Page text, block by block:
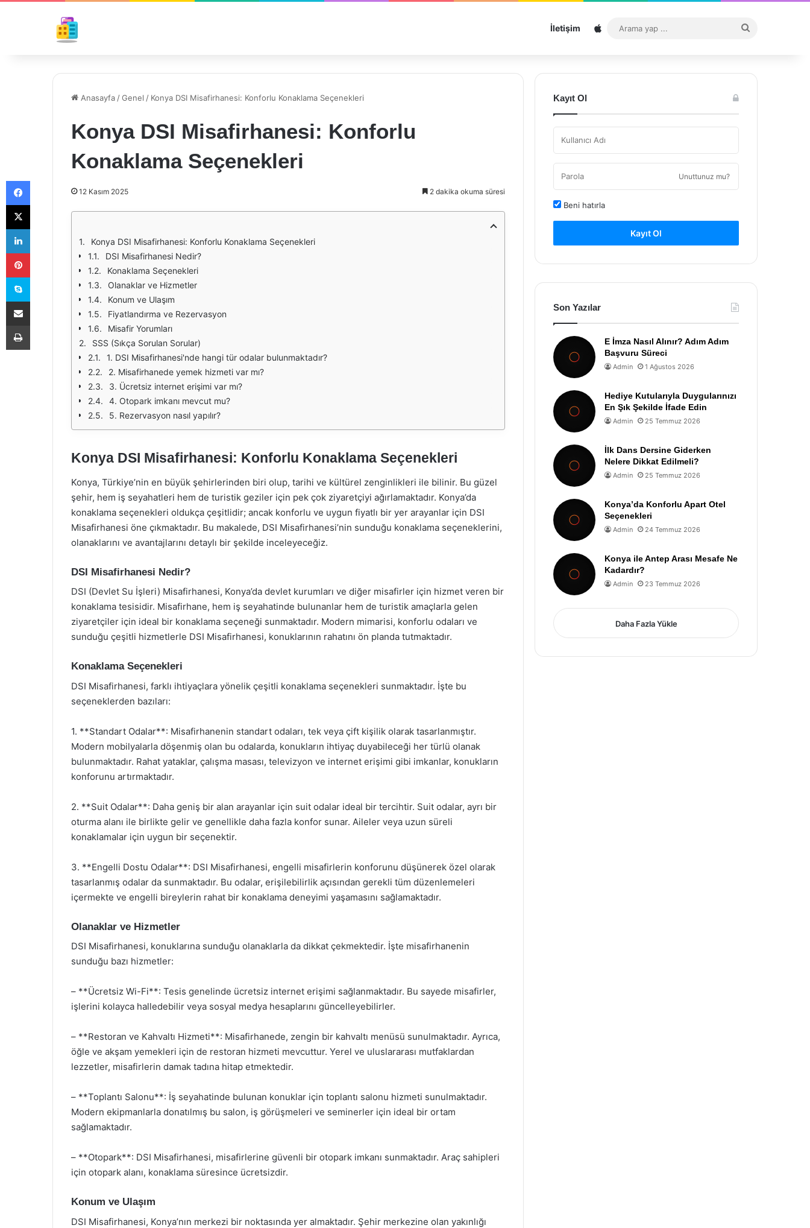
İletişim Sitemap
...
Anasayfa /Genel / Konya DSI Misafirhanesi: Konforlu Konaklama Seçenekleri
Konya DSI Misafirhanesi: Konforlu
Konaklama Seçenekleri
12 Kasım 2025 2 dakika okuma süresi
Konya DSI Misafirhanesi: Konforlu Konaklama Seçenekleri
DSI Misafirhanesi Nedir?
Konaklama Seçenekleri
Olanaklar ve Hizmetler
Konum ve Ulaşım
Fiyatlandırma ve Rezervasyon
Misafir Yorumları
SSS (Sıkça Sorulan Sorular)
1. DSI Misafirhanesi'nde hangi tür odalar bulunmaktadır?
2. Misafirhanede yemek hizmeti var mı?
3. Ücretsiz internet erişimi var mı?
4. Otopark imkanı mevcut mu?
5. Rezervasyon nasıl yapılır?
Konya DSI Misafirhanesi: Konforlu Konaklama Seçenekleri
Konya, Türkiye’nin en büyük şehirlerinden biri olup, tarihi ve kültürel zenginlikleri ile bilinir. Bu güzel
şehir, hem iş seyahatleri hem de turistik geziler için pek çok ziyaretçiyi ağırlamaktadır. Konya’da
konaklama seçenekleri oldukça çeşitlidir; ancak konforlu ve uygun fiyatlı bir yer arayanlar için DSI
Misafirhanesi öne çıkmaktadır. Bu makalede, DSI Misafirhanesi’nin sunduğu konaklama seçeneklerini,
olanaklarını ve avantajlarını detaylı bir şekilde inceleyeceğiz.
DSI Misafirhanesi Nedir?
DSI (Devlet Su İşleri) Misafirhanesi, Konya’da devlet kurumları ve diğer misafirler için hizmet veren bir
konaklama tesisidir. Misafirhane, hem iş seyahatinde bulunanlar hem de turistik amaçlarla gelen
ziyaretçiler için ideal bir konaklama seçeneği sunmaktadır. Modern mimarisi, konforlu odaları ve
sunduğu çeşitli hizmetlerle DSI Misafirhanesi, konuklarının rahatını ön planda tutmaktadır.
Konaklama Seçenekleri
DSI Misafirhanesi, farklı ihtiyaçlara yönelik çeşitli konaklama seçenekleri sunmaktadır. İşte bu
seçeneklerden bazıları:
1. **Standart Odalar**: Misafirhanenin standart odaları, tek veya çift kişilik olarak tasarlanmıştır.
Modern mobilyalarla döşenmiş olan bu odalarda, konukların ihtiyaç duyabileceği her türlü olanak
bulunmaktadır. Rahat yataklar, çalışma masası, televizyon ve internet erişimi gibi imkanlar, konukların
konforunu artırmaktadır.
2. **Suit Odalar**: Daha geniş bir alan arayanlar için suit odalar ideal bir tercihtir. Suit odalar, ayrı bir
oturma alanı ile birlikte gelir ve genellikle daha fazla konfor sunar. Aileler veya uzun süreli
konaklamalar için uygun bir seçenektir.
3. **Engelli Dostu Odalar**: DSI Misafirhanesi, engelli misafirlerin konforunu düşünerek özel olarak
tasarlanmış odalar da sunmaktadır. Bu odalar, erişilebilirlik açısından gerekli tüm düzenlemeleri
içermekte ve engelli bireylerin rahat bir konaklama deneyimi yaşamasını sağlamaktadır.
Olanaklar ve Hizmetler
DSI Misafirhanesi, konuklarına sunduğu olanaklarla da dikkat çekmektedir. İşte misafirhanenin
sunduğu bazı hizmetler:
– **Ücretsiz Wi-Fi**: Tesis genelinde ücretsiz internet erişimi sağlanmaktadır. Bu sayede misafirler,
işlerini kolayca halledebilir veya sosyal medya hesaplarını güncelleyebilirler.
– **Restoran ve Kahvaltı Hizmeti**: Misafirhanede, zengin bir kahvaltı menüsü sunulmaktadır. Ayrıca,
öğle ve akşam yemekleri için de restoran hizmeti mevcuttur. Yerel ve uluslararası mutfaklardan
lezzetler, misafirlerin damak tadına hitap etmektedir.
– **Toplantı Salonu**: İş seyahatinde bulunan konuklar için toplantı salonu hizmeti sunulmaktadır.
Modern ekipmanlarla donatılmış bu salon, iş görüşmeleri ve seminerler için ideal bir ortam
sağlamaktadır.
– **Otopark**: DSI Misafirhanesi, misafirlerine güvenli bir otopark imkanı sunmaktadır. Araç sahipleri
için otopark alanı, konaklama süresince ücretsizdir.
Konum ve Ulaşım
DSI Misafirhanesi, Konya’nın merkezi bir noktasında yer almaktadır. Şehir merkezine olan yakınlığı
Kayıt Ol
Unuttunuz mu?
Beni hatırla
Kayıt Ol
Son Yazılar
E İmza Nasıl Alınır? Adım Adım
Başvuru Süreci
Admin 1 Ağustos 2026
Hediye Kutularıyla Duygularınızı
En Şık Şekilde İfade Edin
Admin 25 Temmuz 2026
İlk Dans Dersine Giderken
Nelere Dikkat Edilmeli?
Admin 25 Temmuz 2026
Konya’da Konforlu Apart Otel
Seçenekleri
Admin 24 Temmuz 2026
Konya ile Antep Arası Mesafe Ne
Kadardır?
Admin 23 Temmuz 2026
Daha Fazla Yükle
Facebook
X
LinkedIn
Pinterest
Skype
E-Posta ile paylaş